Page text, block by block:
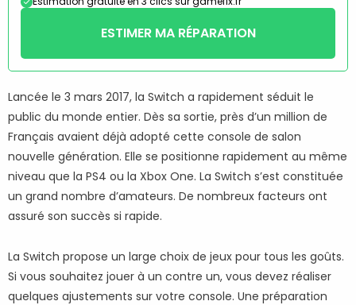
ESTIMER MA RÉPARATION
Lancée le 3 mars 2017, la Switch a rapidement séduit le
public du monde entier. Dès sa sortie, près d’un million de
Français avaient déjà adopté cette console de salon
nouvelle génération. Elle se positionne rapidement au même
niveau que la PS4 ou la Xbox One. La Switch s’est constituée
un grand nombre d’amateurs. De nombreux facteurs ont
assuré son succès si rapide.
La Switch propose un large choix de jeux pour tous les goûts.
Si vous souhaitez jouer à un contre un, vous devez réaliser
quelques ajustements sur votre console. Une préparation